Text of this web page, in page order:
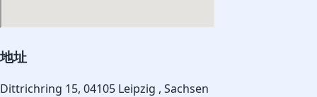
地址
Dittrichring 15, 04105 Leipzig , Sachsen